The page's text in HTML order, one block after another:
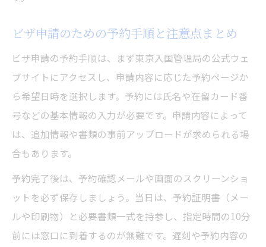
ビザ申請のための予約手順と注意点まとめ
ビザ申請の予約手順は、まず東京入国管理局の公式ウェ
ブサイトにアクセスし、申請内容に応じた予約ページか
ら希望日時を選択します。予約には氏名や在留カード番
号などの基本情報の入力が必要です。申請内容によって
は、追加情報や書類の事前アップロードが求められる場
合もあります。
予約完了後は、予約確認メールや画面のスクリーンショ
ットを必ず保存しましょう。当日は、予約証明書（メー
ルや印刷物）と必要書類一式を持参し、指定時間の10分
前には窓口に到着するのが無難です。遅刻や予約内容の